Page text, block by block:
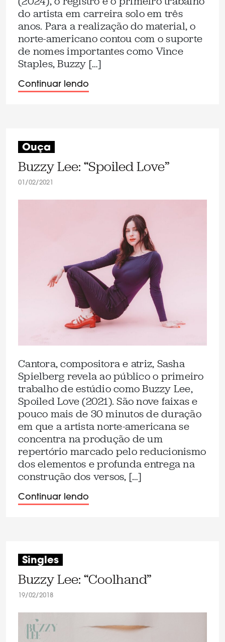
do artista em carreira solo em três
anos. Para a realização do material, o
norte-americano contou com o suporte
de nomes importantes como Vince
Staples, Buzzy […]
Continuar lendo
Ouça
Buzzy Lee: “Spoiled Love”
01/02/2021
Cantora, compositora e atriz, Sasha
Spielberg revela ao público o primeiro
trabalho de estúdio como Buzzy Lee,
Spoiled Love (2021). São nove faixas e
pouco mais de 30 minutos de duração
em que a artista norte-americana se
concentra na produção de um
repertório marcado pelo reducionismo
dos elementos e profunda entrega na
construção dos versos, […]
Continuar lendo
Singles
Buzzy Lee: “Coolhand”
19/02/2018